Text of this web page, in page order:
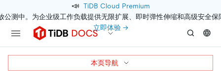
📣 TiDB Cloud Premium
公测中。为企业级工作负载提供无限扩展、即时弹性伸缩和高级安全保
立即体验 →
本页导航